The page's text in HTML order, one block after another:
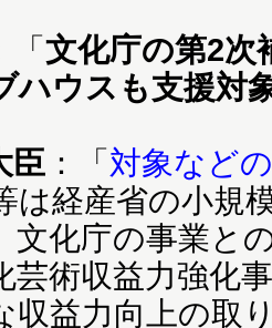
「文化庁の第2次
ハウスも支援対
臣 ：「対象など
は経産省の小規
文化庁の事業と
芸術収益力強化
収益力向上の取